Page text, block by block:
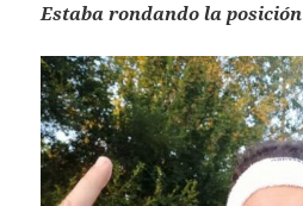
Estaba rondando la posición